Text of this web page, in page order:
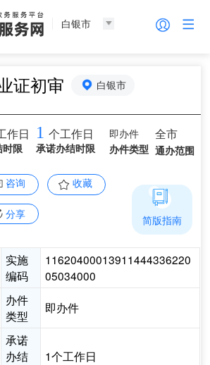
白银市
证初审 白银市
作日
时限
1 个工作日
承诺办结时限
即办件
办件类型
全市
通办范围
咨询 收藏
分享
实施
编码
11620400013911444336220
05034000
办件
类型
即办件
承诺
办结
1个工作日
简版指南